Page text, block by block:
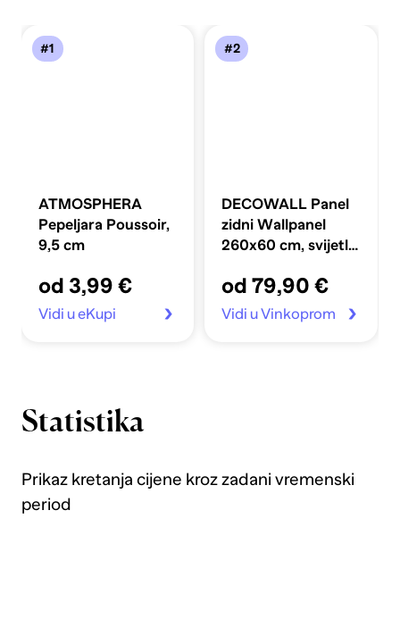
#1
ATMOSPHERA
Pepeljara Poussoir,
9,5 cm
od 3,99 €
Vidi u eKupi
#2
DECOWALL Panel
zidni Wallpanel
260x60 cm, svijetli
od 79,90 €
Vidi u Vinkoprom
Statistika
Prikaz kretanja cijene kroz zadani vremenski
period